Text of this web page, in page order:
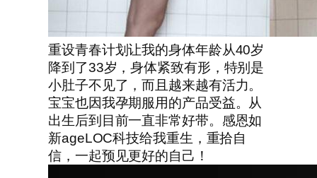
重设青春计划让我的身体年龄从40岁
降到了33岁，身体紧致有形，特别是
小肚子不见了，而且越来越有活力。
宝宝也因我孕期服用的产品受益。从
出生后到目前一直非常好带。感恩如
新ageLOC科技给我重生，重拾自
信，一起预见更好的自己！